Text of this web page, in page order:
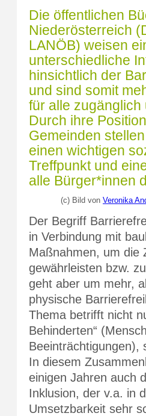
Die öffentlichen
Niederösterreich
LANÖB) weisen
unterschiedliche
hinsichtlich der
und sind somit
für alle zugänglich
Durch ihre
Gemeinden
einen wichtigen
Treffpunkt und
alle Bürger*innen
(c) Bild von Veronika
Der Begriff
in Verbindung mit
Maßnahmen, um die
gewährleisten bzw.
geht aber um mehr,
physische
Thema betrifft nicht
Behinderten“
Beeinträchtigungen),
In diesem
einigen Jahren auch
Inklusion, der v.a. in
Umsetzbarkeit sehr